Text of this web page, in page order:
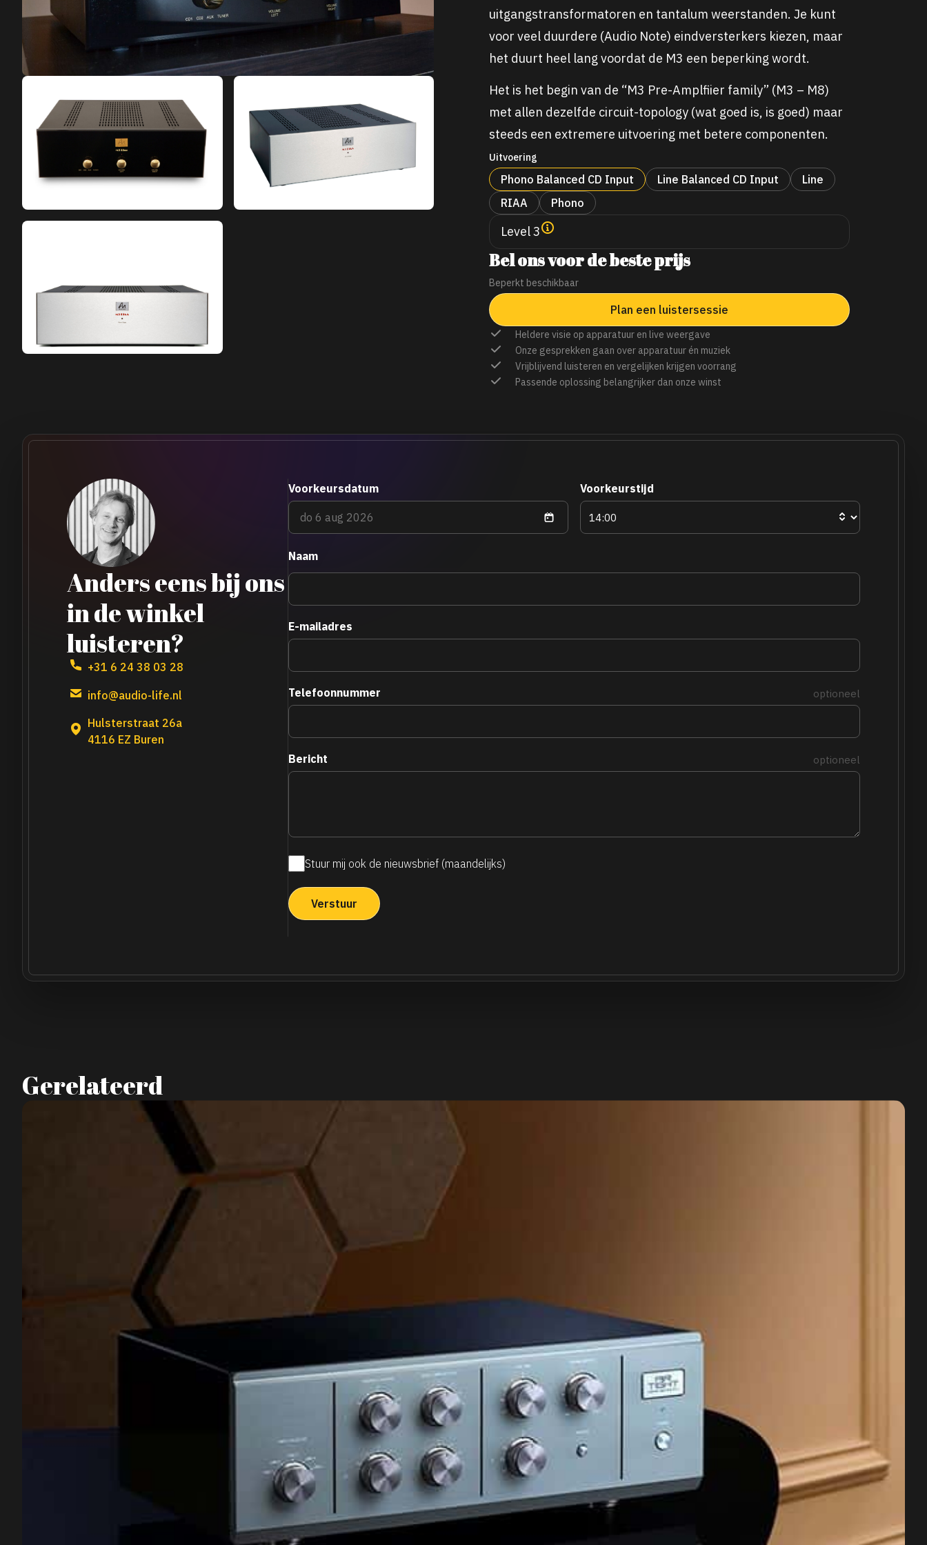
uitgangstransformatoren en tantalum weerstanden. Je kunt
voor veel duurdere (Audio Note) eindversterkers kiezen, maar
het duurt heel lang voordat de M3 een beperking wordt.
Het is het begin van de “M3 Pre-Amplfiier family” (M3 – M8)
met allen dezelfde circuit-topology (wat goed is, is goed) maar
steeds een extremere uitvoering met betere componenten.
Uitvoering
Phono Balanced CD Input Line Balanced CD Input
Line
RIAA
Phono
Level 3
Bel ons voor de beste prijs
Beperkt beschikbaar
Plan een luistersessie
Heldere visie op apparatuur en live weergave
Onze gesprekken gaan over apparatuur én muziek
Vrijblijvend luisteren en vergelijken krijgen voorrang
Passende oplossing belangrijker dan onze winst
Anders eens bij ons
in de winkel
luisteren?
+31 6 24 38 03 28
info@audio-life.nl
Hulsterstraat 26a
4116 EZ Buren
Voorkeursdatum Voorkeurstijd
Naam
E-mailadres
Telefoonnummer optioneel
Bericht optioneel
Maandelijkse
nieuwsbrief
Stuur mij ook de nieuwsbrief (maandelijks)
Gerelateerd